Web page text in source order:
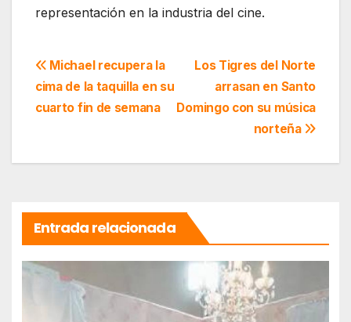
representación en la industria del cine.
Navegación
de
Los Tigres del Norte
arrasan en Santo
Domingo con su música
norteña
Michael recupera la
cima de la taquilla en su
cuarto fin de semana
Entrada relacionada